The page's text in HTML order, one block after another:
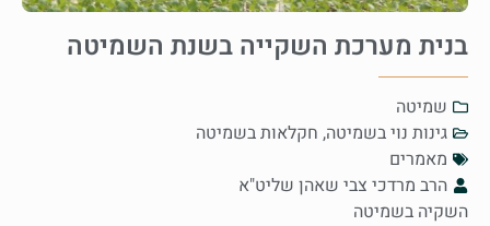
בנית מערכת השקייה בשנת השמיטה
שמיטה
גינות נוי בשמיטה, חקלאות בשמיטה
מאמרים
הרב מרדכי צבי שאהן שליט"א
השקיה בשמיטה